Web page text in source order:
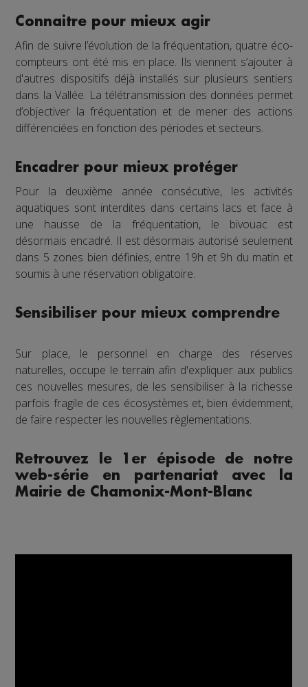
Connaitre pour mieux agir
Afin de suivre l’évolution de la fréquentation, quatre éco-
compteurs ont été mis en place. Ils viennent s’ajouter à
d'autres dispositifs déjà installés sur plusieurs sentiers
dans la Vallée. La télétransmission des données permet
d’objectiver la fréquentation et de mener des actions
différenciées en fonction des périodes et secteurs.
Encadrer pour mieux protéger
Pour la deuxième année consécutive, les activités
aquatiques sont interdites dans certains lacs et face à
une hausse de la fréquentation, le bivouac est
désormais encadré. Il est désormais autorisé seulement
dans 5 zones bien définies, entre 19h et 9h du matin et
soumis à une réservation obligatoire.
Sensibiliser pour mieux comprendre
Sur place, le personnel en charge des réserves
naturelles, occupe le terrain afin d'expliquer aux publics
ces nouvelles mesures, de les sensibiliser à la richesse
parfois fragile de ces écosystèmes et, bien évidemment,
de faire respecter les nouvelles règlementations.
Retrouvez le 1er épisode de notre
web-série en partenariat avec la
Mairie de Chamonix-Mont-Blanc